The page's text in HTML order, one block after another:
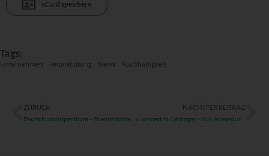
vCard speichern
Tags:
Unternehmen Veranstaltung News Nachhaltigkeit
ZURÜCK
Deutschlandstipendium – Talente stärken, Zukunft gestalten!
NÄCHSTER BEITRAG
ki:connect in Göttingen – 200 Anmeldungen und ein inspirierender Austausch